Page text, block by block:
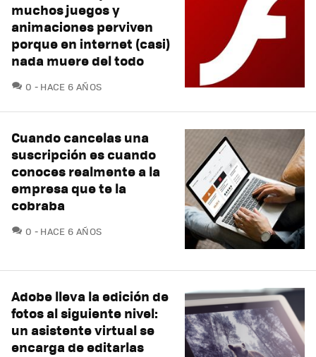
muchos juegos y
animaciones perviven
porque en internet (casi)
nada muere del todo
0 COMENTARIOS
HACE 6 AÑOS
Cuando cancelas una
suscripción es cuando
conoces realmente a la
empresa que te la
cobraba
0 COMENTARIOS
HACE 6 AÑOS
Adobe lleva la edición de
fotos al siguiente nivel:
un asistente virtual se
encarga de editarlas